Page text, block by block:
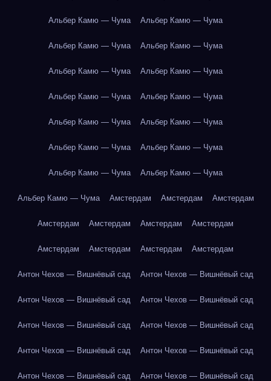
Альбер Камю — Чума Альбер Камю — Чума
Альбер Камю — Чума Альбер Камю — Чума
Альбер Камю — Чума Альбер Камю — Чума
Альбер Камю — Чума Альбер Камю — Чума
Альбер Камю — Чума Альбер Камю — Чума
Альбер Камю — Чума Альбер Камю — Чума
Альбер Камю — Чума Альбер Камю — Чума
Альбер Камю — Чума Амстердам Амстердам Амстердам
Амстердам Амстердам Амстердам Амстердам
Амстердам Амстердам Амстердам Амстердам
Антон Чехов — Вишнёвый сад Антон Чехов — Вишнёвый сад
Антон Чехов — Вишнёвый сад Антон Чехов — Вишнёвый сад
Антон Чехов — Вишнёвый сад Антон Чехов — Вишнёвый сад
Антон Чехов — Вишнёвый сад Антон Чехов — Вишнёвый сад
Антон Чехов — Вишнёвый сад Антон Чехов — Вишнёвый сад